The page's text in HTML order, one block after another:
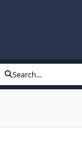
Search...